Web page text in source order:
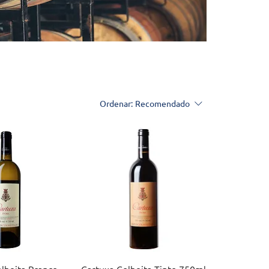
Ordenar: Recomendado